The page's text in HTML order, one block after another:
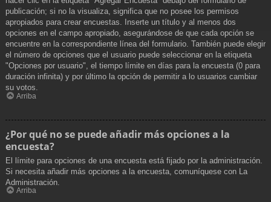
publicación; si no la visualiza, significa que no posee los permisos
apropiados para crear encuestas. Inserte un título y al menos dos
opciones en el campo apropiado, asegurándose de que cada opción se
encuentre en la correspondiente línea del formulario. También puede elegir
el número de opciones que el usuario puede seleccionar en la etiqueta
"Opciones por usuario", el tiempo límite en días para la encuesta (0 para
duración infinita) y por último la opción de permitir a lo usuarios cambiar
su votos.
Arriba
¿Por qué no se puede añadir más opciones a la
encuesta?
El límite para opciones de una encuesta está fijado por la administración.
Si necesita añadir más opciones a la encuesta, comuníquese con La
Administración.
Arriba